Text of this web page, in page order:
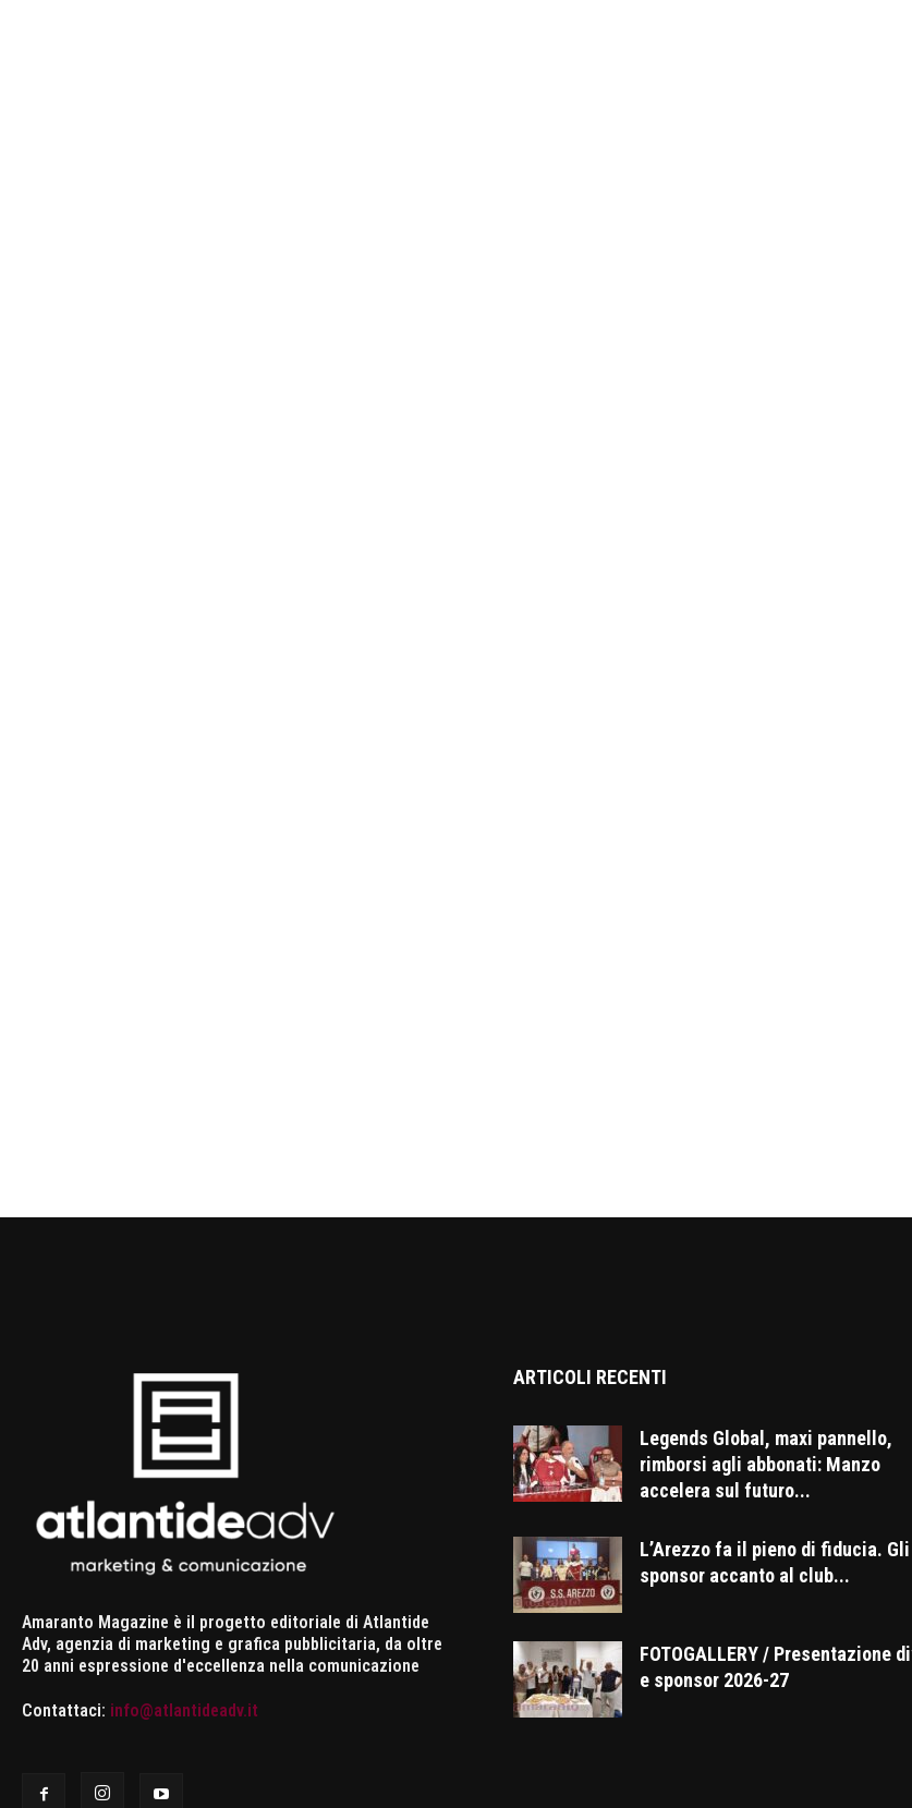
Amaranto Magazine è il progetto editoriale di Atlantide
Adv, agenzia di marketing e grafica pubblicitaria, da oltre
20 anni espressione d'eccellenza nella comunicazione
Contattaci: info@atlantideadv.it
ARTICOLI RECENTI
Legends Global, maxi pannello,
rimborsi agli abbonati: Manzo
accelera sul futuro...
L’Arezzo fa il pieno di fiducia. Gli
sponsor accanto al club...
FOTOGALLERY / Presentazione
e sponsor 2026-27